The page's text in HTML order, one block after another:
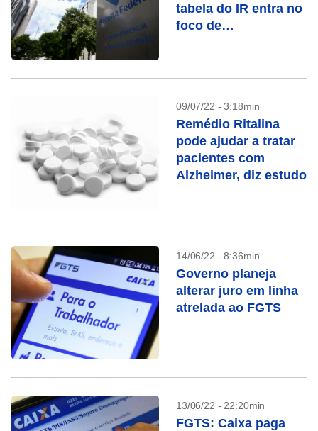
tabela do IR entra no
foco de
09/07/22 - 3:18min
Remédio Ritalina
pode ajudar a tratar
pacientes com
Alzheimer, diz estudo
14/06/22 - 8:36min
Governo planeja
alterar juro em linha
atrelada ao FGTS
13/06/22 - 22:20min
FGTS: Caixa paga